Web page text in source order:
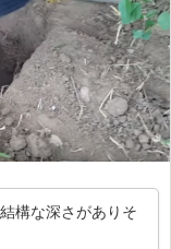
構な深さがありそ